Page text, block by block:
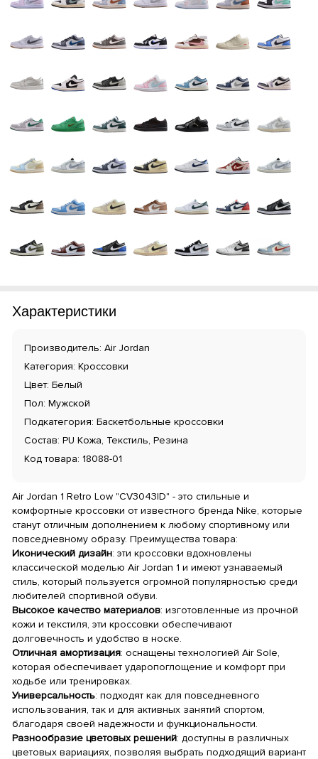
Характеристики
Производитель: Air Jordan
Категория: Кроссовки
Цвет: Белый
Пол: Мужской
Подкатегория: Баскетбольные кроссовки
Состав: PU Кожа, Текстиль, Резина
Код товара: 18088-01
Air Jordan 1 Retro Low "CV3043ID" - это стильные и
комфортные кроссовки от известного бренда Nike, которые
станут отличным дополнением к любому спортивному или
повседневному образу. Преимущества товара:
Иконический дизайн: эти кроссовки вдохновлены
классической моделью Air Jordan 1 и имеют узнаваемый
стиль, который пользуется огромной популярностью среди
любителей спортивной обуви.
Высокое качество материалов: изготовленные из прочной
кожи и текстиля, эти кроссовки обеспечивают
долговечность и удобство в носке.
Отличная амортизация: оснащены технологией Air Sole,
которая обеспечивает ударопоглощение и комфорт при
ходьбе или тренировках.
Универсальность: подходят как для повседневного
использования, так и для активных занятий спортом,
благодаря своей надежности и функциональности.
Разнообразие цветовых решений: доступны в различных
цветовых вариациях, позволяя выбрать подходящий вариант